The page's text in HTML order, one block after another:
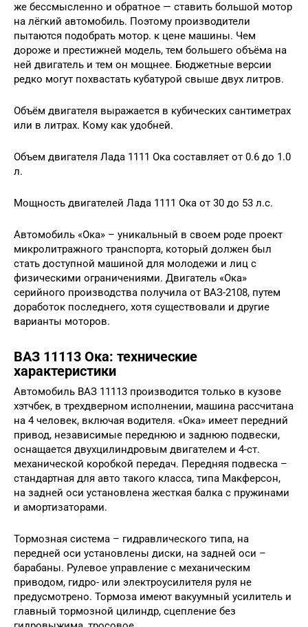
же бессмысленно и обратное — ставить большой мотор
на лёгкий автомобиль. Поэтому производители
пытаются подобрать мотор. к цене машины. Чем
дороже и престижней модель, тем большего объёма на
ней двигатель и тем он мощнее. Бюджетные версии
редко могут похвастать кубатурой свыше двух литров.
Объём двигателя выражается в кубических сантиметрах
или в литрах. Кому как удобней.
Объем двигателя Лада 1111 Ока составляет от 0.6 до 1.0
л.
Мощность двигателей Лада 1111 Ока от 30 до 53 л.с.
Автомобиль «Ока» – уникальный в своем роде проект
микролитражного транспорта, который должен был
стать доступной машиной для молодежи и лиц с
физическими ограничениями. Двигатель «Ока»
серийного производства получила от ВАЗ-2108, путем
доработок последнего, хотя существовали и другие
варианты моторов.
ВАЗ 11113 Ока: технические
характеристики
Автомобиль ВАЗ 11113 производится только в кузове
хэтчбек, в трехдверном исполнении, машина рассчитана
на 4 человек, включая водителя. «Ока» имеет передний
привод, независимые переднюю и заднюю подвески,
оснащается двухцилиндровым двигателем и 4-ст.
механической коробкой передач. Передняя подвеска –
стандартная для авто такого класса, типа Макферсон,
на задней оси установлена жесткая балка с пружинами
и амортизаторами.
Тормозная система – гидравлического типа, на
передней оси установлены диски, на задней оси –
барабаны. Рулевое управление с механическим
приводом, гидро- или электроусилителя руля не
предусмотрено. Тормоза имеют вакуумный усилитель и
главный тормозной цилиндр, сцепление без